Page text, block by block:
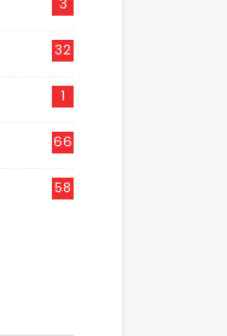
32
1
66
58